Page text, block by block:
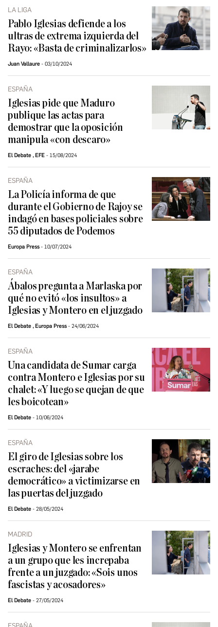
LA LIGA
Pablo Iglesias defiende a los
ultras de extrema izquierda del
Rayo: «Basta de criminalizarlos»
Juan Vallaure 03/10/2024
ESPAÑA
Iglesias pide que Maduro
publique las actas para
demostrar que la oposición
manipula «con descaro»
El Debate , EFE 15/08/2024
ESPAÑA
La Policía informa de que
durante el Gobierno de Rajoy se
indagó en bases policiales sobre
55 diputados de Podemos
Europa Press 10/07/2024
ESPAÑA
Ábalos pregunta a Marlaska por
qué no evitó «los insultos» a
Iglesias y Montero en el juzgado
El Debate , Europa Press 24/06/2024
ESPAÑA
Una candidata de Sumar carga
contra Montero e Iglesias por su
chalet: «Y luego se quejan de que
les boicotean»
El Debate 10/06/2024
ESPAÑA
El giro de Iglesias sobre los
escraches: del «jarabe
democrático» a victimizarse en
las puertas del juzgado
El Debate 28/05/2024
MADRID
Iglesias y Montero se enfrentan
a un grupo que les increpaba
frente a un juzgado: «Sois unos
fascistas y acosadores»
El Debate 27/05/2024